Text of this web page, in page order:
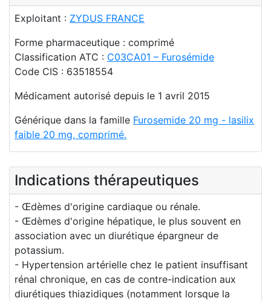
Exploitant : ZYDUS FRANCE
Forme pharmaceutique : comprimé
Classification ATC : C03CA01 – Furosémide
Code CIS : 63518554
Médicament autorisé depuis le 1 avril 2015
Générique dans la famille Furosemide 20 mg - lasilix
faible 20 mg, comprimé.
Indications thérapeutiques
- Œdèmes d'origine cardiaque ou rénale.
- Œdèmes d'origine hépatique, le plus souvent en
association avec un diurétique épargneur de
potassium.
- Hypertension artérielle chez le patient insuffisant
rénal chronique, en cas de contre-indication aux
diurétiques thiazidiques (notamment lorsque la